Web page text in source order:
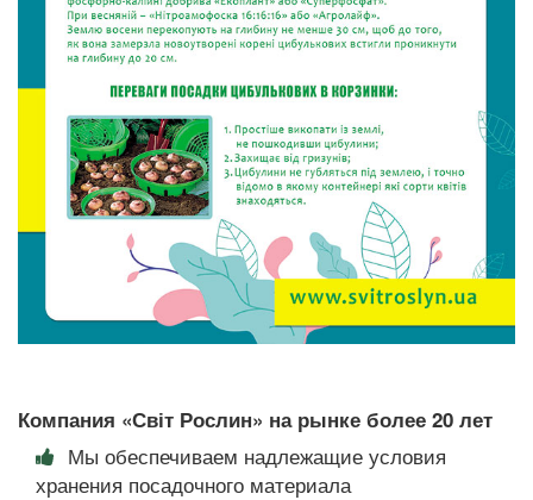
Компания «Світ Рослин» на рынке более 20 лет
Мы обеспечиваем надлежащие условия
хранения посадочного материала